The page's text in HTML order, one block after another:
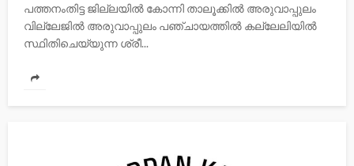
പത്തനംതിട്ട ജില്ലയിൽ കോന്നി താലൂക്കിൽ അരുവാപ്പുലം
വില്ലേജിൽ അരുവാപ്പുലം പഞ്ചായത്തിൽ കല്ലേലിയില്‍
സ്ഥിതിചെയ്യുന്ന ശ്രീ...